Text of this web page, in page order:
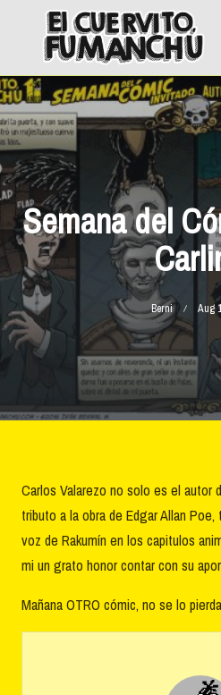
content
Semana del
Berni Aug
Carlos Valarezo no solo es el autor
tributo a la obra de Edgar Allan
voz de Rakumín en los capitulos
mi un grato honor contar con su
Mañana OTRO cómic, no se lo